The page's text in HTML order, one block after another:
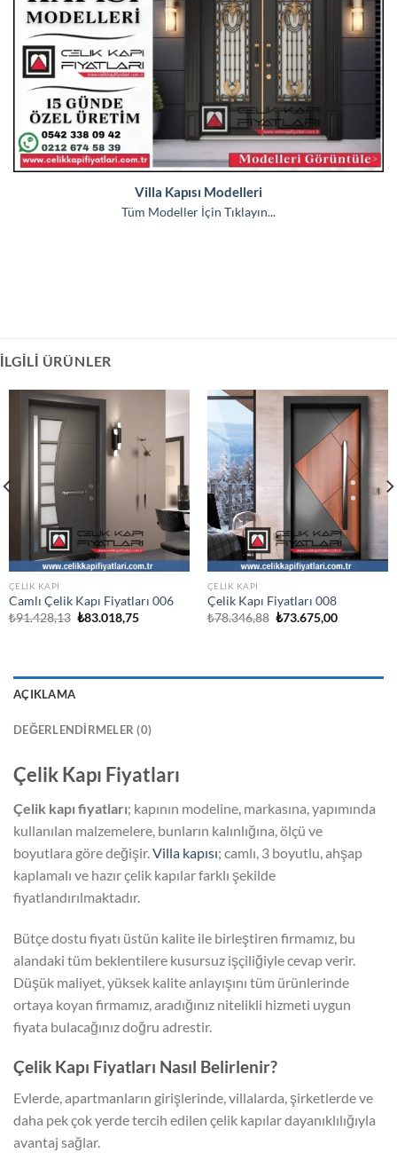
Villa Kapısı Modelleri
Tüm Modeller İçin Tıklayın...
İLGILI ÜRÜNLER
ÇELIK KAPI
Camlı Çelik Kapı Fiyatları 006
₺91.428,13 Orijinal
₺83.018,75Şu
ÇELIK KAPI
Çelik Kapı Fiyatları 008
₺78.346,88 Orijinal
₺73.675,00Şu
AÇIKLAMA
DEĞERLENDIRMELER (0)
Çelik Kapı Fiyatları
Çelik kapı fiyatları; kapının modeline, markasına, yapımında
kullanılan malzemelere, bunların kalınlığına, ölçü ve
boyutlara göre değişir.Villa kapısı; camlı, 3 boyutlu, ahşap
kaplamalı ve hazır çelik kapılar farklı şekilde
fiyatlandırılmaktadır.
Bütçe dostu fiyatı üstün kalite ile birleştiren firmamız, bu
alandaki tüm beklentilere kusursuz işçiliğiyle cevap verir.
Düşük maliyet, yüksek kalite anlayışını tüm ürünlerinde
ortaya koyan firmamız, aradığınız nitelikli hizmeti uygun
fiyata bulacağınız doğru adrestir.
Çelik Kapı Fiyatları Nasıl Belirlenir?
Evlerde, apartmanların girişlerinde, villalarda, şirketlerde ve
daha pek çok yerde tercih edilen çelik kapılar dayanıklılığıyla
avantaj sağlar.